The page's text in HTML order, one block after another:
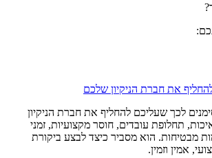
לכך שעליכם להחליף את חברת הניקיון
תחלופת עובדים, חוסר מקצועיות, זמני
מבטיחות. הוא מסביר כיצד לבצע ביקורת
אמין וזמין.